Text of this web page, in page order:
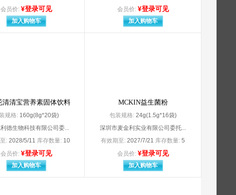
司
北京百奥药业有限责任公司
司
北京长城制药厂
北京费林尤斯卡比医药有限公司
北京福元医药股份有限公司委托北京康而福药业有限责任公司生产
北京海德润医药集团有限公司（原：北京海德润制药有限公司
北京诺华制药有限公司委托山德士（中国）制药有限公司
北京三元基因药业股份有限公司
北京市燕京药业有限公司委托北京市永康药业有限公司生产
北京双鹭药业股份有限公司
北京四环卫生药械厂有限公司平谷分公司
北京四环制药有限公司
北京同仁堂科技发展股份有限公司制药厂
北京同仁堂科技发展股份有限公司制药厂委托北京同鹤药业有限公司
北京万生药业有限责任公司
北京星昊医药股份有限公司
会员价: ¥登录可见
加入购物车
会员价: ¥登录可见
加入购物车
清清宝营养素固体饮料
规格: 160g(8g*20袋)
德生物科技有限公司委...
: 2028/5/11 库存数量: 10
会员价: ¥登录可见
加入购物车
MCKIN益生菌粉
包装规格: 24g(1.5g*16袋)
深圳市麦金利实业有限公司委托...
有效期至: 2027/7/21 库存数量: 5
会员价: ¥登录可见
加入购物车